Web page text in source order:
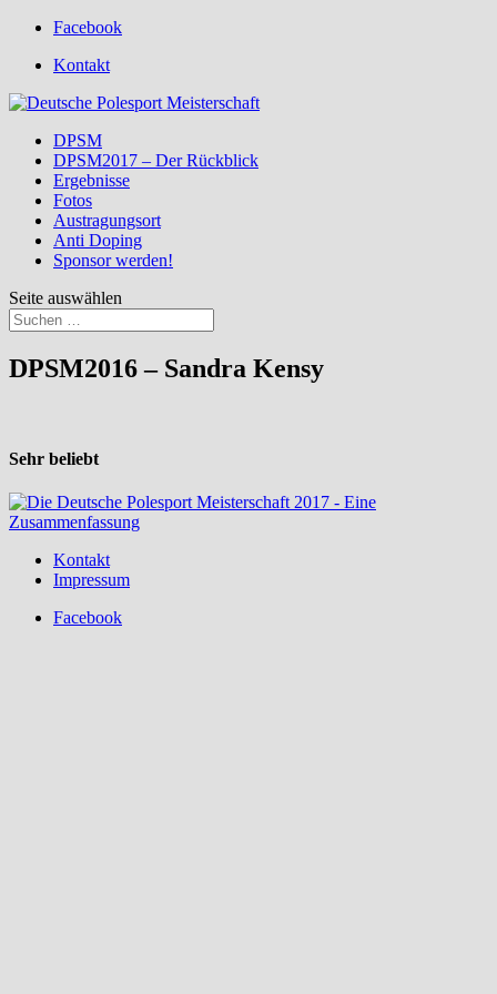
Facebook
Kontakt
DPSM
DPSM2017 – Der Rückblick
Ergebnisse
Fotos
Austragungsort
Anti Doping
Sponsor werden!
Seite auswählen
DPSM2016 – Sandra Kensy
Sehr beliebt
Kontakt
Impressum
Facebook